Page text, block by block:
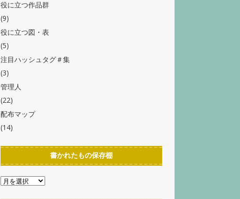
役に立つ作品群
(9)
役に立つ図・表
(5)
注目ハッシュタグ＃集
(3)
管理人
(22)
配布マップ
(14)
書かれたもの保存棚